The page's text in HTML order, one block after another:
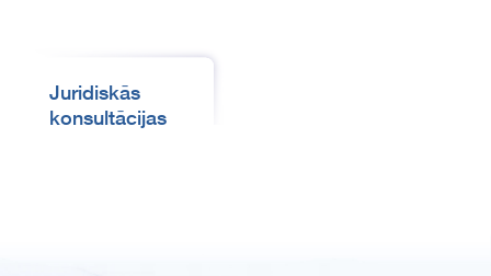
Juridiskās
konsultācijas